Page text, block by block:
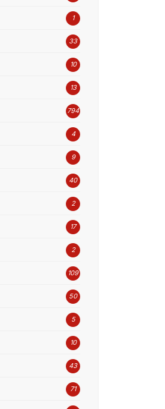
1
33
10
13
794
4
9
40
2
17
2
109
50
5
10
43
71